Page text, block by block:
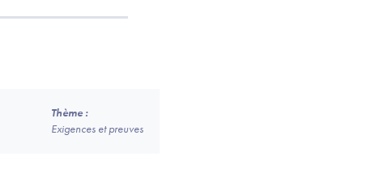
Thème :
Exigences et preuves